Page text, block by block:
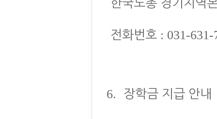
한국노총 경기지역
전화번호 : 031-631-
6. 장학금 지급 안내